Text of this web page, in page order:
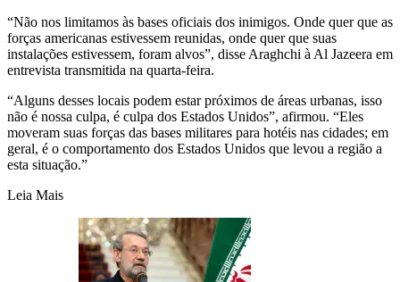
“Não nos limitamos às bases oficiais dos inimigos. Onde quer que as
forças americanas estivessem reunidas, onde quer que suas
instalações estivessem, foram alvos”, disse Araghchi à Al Jazeera em
entrevista transmitida na quarta-feira.
“Alguns desses locais podem estar próximos de áreas urbanas, isso
não é nossa culpa, é culpa dos Estados Unidos”, afirmou. “Eles
moveram suas forças das bases militares para hotéis nas cidades; em
geral, é o comportamento dos Estados Unidos que levou a região a
esta situação.”
Leia Mais